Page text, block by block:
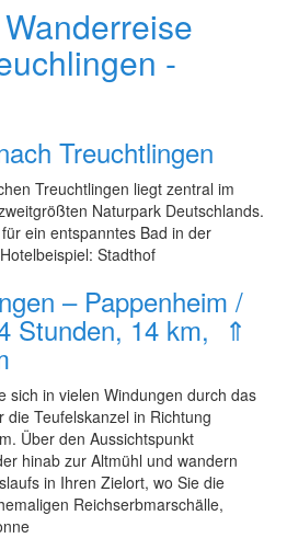
-
Treuchtlingen
Treuchtlingen liegt zentral im
Naturpark Deutschlands.
ein entspanntes Bad in der
Stadthof
– Pappenheim /
Stunden, 14 km, ⇑
sich in vielen Windungen durch das
Teufelskanzel in Richtung
Über den Aussichtspunkt
hinab zur Altmühl und wandern
in Ihren Zielort, wo Sie die
Reichserbmarschälle,